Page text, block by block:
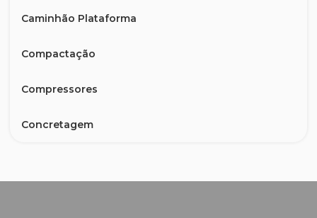
Caminhão Plataforma
Compactação
Compressores
Concretagem